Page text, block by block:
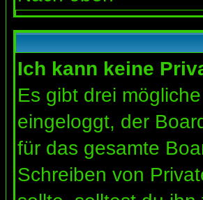
Ich kann keine
Es gibt drei
eingeloggt, der
für das gesamte
Schreiben von